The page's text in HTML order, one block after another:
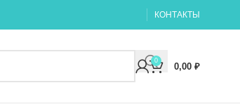
КОНТАКТЫ
0
0,00 ₽